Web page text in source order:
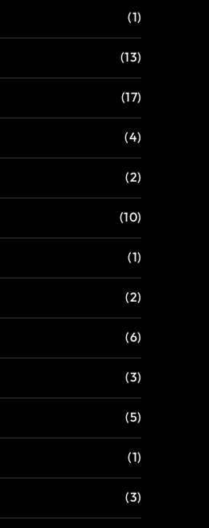
(1)
(13)
(17)
(4)
(2)
(10)
(1)
(2)
(6)
(3)
(5)
(1)
(3)